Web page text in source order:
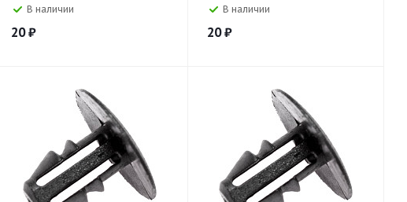
В наличии
20₽
В наличии
20₽